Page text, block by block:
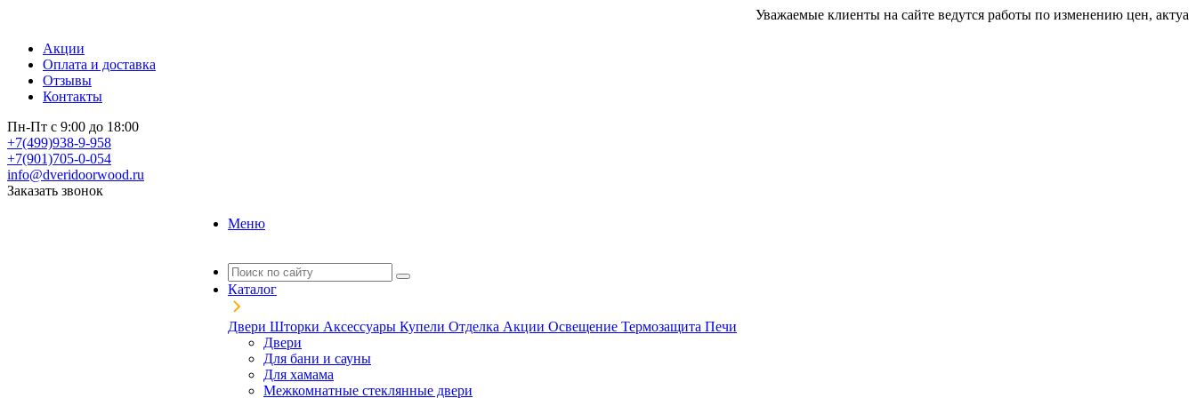
Уважаемые клиенты на сайте ведутся работы по изменению цен,
Акции
Оплата и доставка
Отзывы
Контакты
Пн-Пт с 9:00 до 18:00
+7(499)938-9-958
+7(901)705-0-054
info@dveridoorwood.ru
Заказать звонок
Меню
Каталог
Двери Шторки Аксессуары Купели Отделка Акции Освещение Термозащита Печи
Двери
Для бани и сауны
Для хамама
Межкомнатные стеклянные двери